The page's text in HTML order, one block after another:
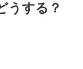
うする？